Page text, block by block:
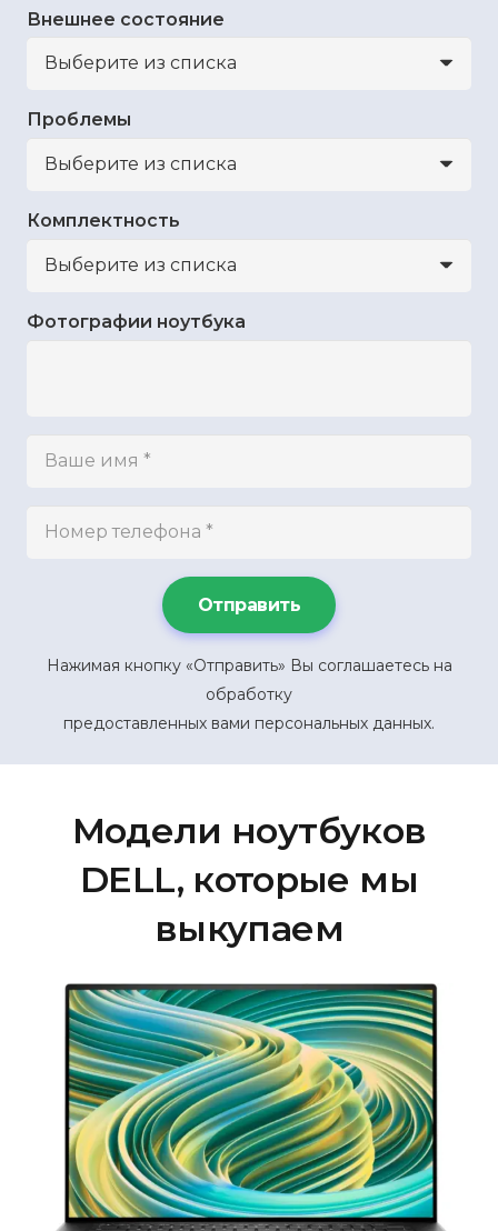
Внешнее состояние
Проблемы
Комплектность
Фотографии ноутбука
Отправить
Нажимая кнопку «Отправить» Вы соглашаетесь на
обработку
предоставленных вами персональных данных.
Модели ноутбуков
DELL, которые мы
выкупаем